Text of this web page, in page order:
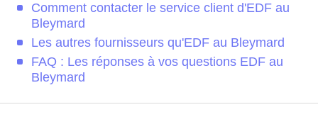
Comment contacter le service client d'EDF au
Bleymard
Les autres fournisseurs qu'EDF au Bleymard
FAQ : Les réponses à vos questions EDF au
Bleymard